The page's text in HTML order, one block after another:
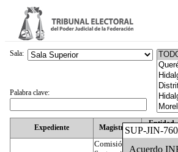
SUP-JIN-
Acuerdo
Expediente Magistrado
Entidad
Federativa
Comisión
Sala:
Palabra clave: